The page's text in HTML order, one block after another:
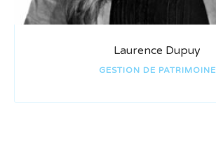
Laurence Dupuy
GESTION DE PATRIMOINE